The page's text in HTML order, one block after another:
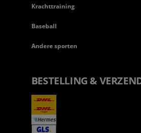
Krachttraining
Baseball
Andere sporten
BESTELLING &